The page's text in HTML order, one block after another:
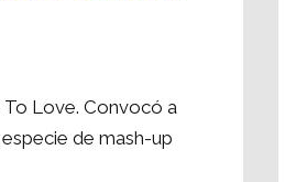
To Love. Convocó a
de mash-up